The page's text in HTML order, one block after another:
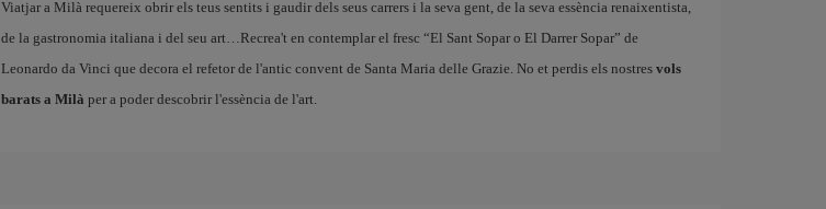
Viatjar a Milà requereix obrir els teus sentits i gaudir dels seus carrers i la seva gent, de la seva essència renaixentista,
de la gastronomia italiana i del seu art…Recrea't en contemplar el fresc “El Sant Sopar o El Darrer Sopar” de
Leonardo da Vinci que decora el refetor de l'antic convent de Santa Maria delle Grazie. No et perdis els nostres vols
barats a Milà per a poder descobrir l'essència de l'art.